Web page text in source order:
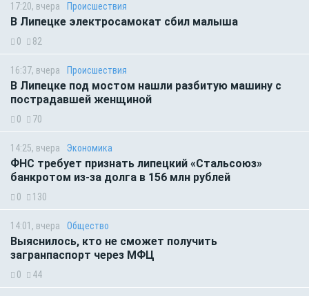
17:20, вчера Происшествия
В Липецке электросамокат сбил малыша
0 82
16:37, вчера Происшествия
В Липецке под мостом нашли разбитую машину с
пострадавшей женщиной
0 70
14:25, вчера Экономика
ФНС требует признать липецкий «Стальсоюз»
банкротом из-за долга в 156 млн рублей
0 130
14:01, вчера Общество
Выяснилось, кто не сможет получить
загранпаспорт через МФЦ
0 44